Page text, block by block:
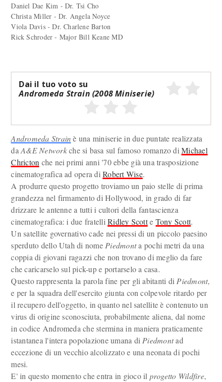
Daniel Dae Kim - Dr. Tsi Cho
Christa Miller - Dr. Angela Noyce
Viola Davis - Dr. Charlene Barton
Rick Schroder - Major Bill Keane MD
Dai il tuo voto su
Andromeda Strain (2008 Miniserie)
Andromeda Strainè una miniserie in due puntate realizzata
daA&E Networkche si basa sul famoso romanzo diMichael
Chricton che nei primi anni '70 ebbe già una trasposizione
cinematografica ad opera diRobert Wise.
A produrre questo progetto troviamo un paio stelle di prima
grandezza nel firmamento di Hollywood, in grado di far
drizzare le antenne a tutti i cultori della fantascienza
cinematografica: i due fratelliRidley Scotte Tony Scott.
Un satellite governativo cade nei pressi di un piccolo paesino
sperduto dello Utah di nome Piedmonta pochi metri da una
coppia di giovani ragazzi che non trovano di meglio da fare
che caricarselo sul pick-up e portarselo a casa.
Questo rappresenta la parola fine per gli abitanti di Piedmont,
e per la squadra dell'esercito giunta con colpevole ritardo per
il recupero dell'oggetto, in quanto nel satellite è contenuto un
virus di origine sconosciuta, probabilmente aliena, dal nome
in codice Andromeda che stermina in maniera praticamente
istantanea l'intera popolazione umana di Piedmontad
eccezione di un vecchio alcolizzato e una neonata di pochi
mesi.
E' in questo momento che entra in gioco il progetto Wildfire,